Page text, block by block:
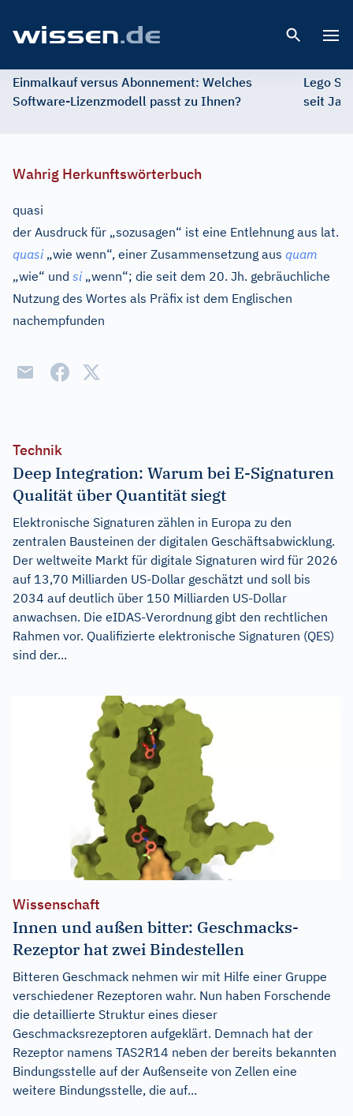
Einmalkauf versus Abonnement: Welches
Software-Lizenzmodell passt zu Ihnen?
Lego
seit
Wahrig Herkunftswörterbuch
quasi
der Ausdruck für „sozusagen“ ist eine Entlehnung aus lat.
quasi„wie wenn“, einer Zusammensetzung aus quam
„wie“ und si„wenn“; die seit dem 20. Jh. gebräuchliche
Nutzung des Wortes als Präfix ist dem Englischen
nachempfunden
Technik
Deep Integration: Warum bei E-Signaturen
Qualität über Quantität siegt
Elektronische Signaturen zählen in Europa zu den
zentralen Bausteinen der digitalen Geschäftsabwicklung.
Der weltweite Markt für digitale Signaturen wird für 2026
auf 13,70 Milliarden US-Dollar geschätzt und soll bis
2034 auf deutlich über 150 Milliarden US-Dollar
anwachsen. Die eIDAS-Verordnung gibt den rechtlichen
Rahmen vor. Qualifizierte elektronische Signaturen (QES)
sind der...
Wissenschaft
Innen und außen bitter: Geschmacks-
Rezeptor hat zwei Bindestellen
Bitteren Geschmack nehmen wir mit Hilfe einer Gruppe
verschiedener Rezeptoren wahr. Nun haben Forschende
die detaillierte Struktur eines dieser
Geschmacksrezeptoren aufgeklärt. Demnach hat der
Rezeptor namens TAS2R14 neben der bereits bekannten
Bindungsstelle auf der Außenseite von Zellen eine
weitere Bindungsstelle, die auf...